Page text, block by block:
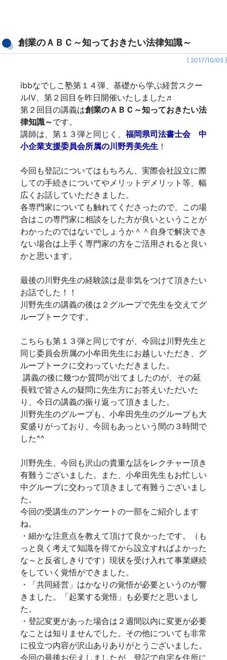
創業のＡＢＣ～知っておきたい法律知識～
[ 2017/10/05 ]
ibbなでしこ塾第１４弾、基礎から学ぶ経営スクー
ルⅣ、第２回目を昨日開催いたしました♬
第２回目の講義は創業のＡＢＣ～知っておきたい法
律知識～です。
講師は、第１３弾と同じく、福岡県司法書士会 中
小企業支援委員会所属の川野秀美先生 ！
今回も登記についてはもちろん、実際会社設立に際
しての手続きについてやメリットデメリット等、幅
広くお話していただきました。
各専門家についても触れてくださったので、この場
合はこの専門家に相談をした方が良いということが
わかったのではないでしょうか＾＾自身で解決でき
ない場合は上手く専門家の方をご活用されると良い
かと思います。
最後の川野先生の経験談は是非気をつけて頂きたい
お話でした！！
川野先生の講義の後は２グループで先生を交えてグ
ループトークです。
こちらも第１３弾と同じですが、今回は川野先生と
同じ委員会所属の小牟田先生にお越しいただき、グ
ループトークに交わっていただきました。
講義の後に幾つか質問が出てましたのが、その延
長戦で皆さんの疑問に先生方にお答えいただいた
り、今日の講義の振り返って頂きました。
川野先生のグループも、小牟田先生のグループも大
変盛りがっており、今回もあっという間の３時間で
した^^
川野先生、今回も沢山の貴重な話をレクチャー頂き
有難うございました。また、小牟田先生もお忙しい
中グループに交わって頂きまして有難うございまし
た。
今回の受講生のアンケートの一部をご紹介します
ね。
・細かな注意点を教えて頂けて良かったです。（も
っと良く考えて知識を得てから設立すればよかった
な～と反省しきりです）現状を受け入れて事業継続
をしていく覚悟ができました。
・「共同経営」はかなりの覚悟が必要というのが響
きました。「起業する覚悟」も必要だと思いまし
た。
・登記変更があった場合は２週間以内に変更が必要
なことは知りませんでした。その他についても非常
に役立つ内容が沢山ありありがとうございました。
今回の最後お伝えしましたが、登記で自宅を住所に